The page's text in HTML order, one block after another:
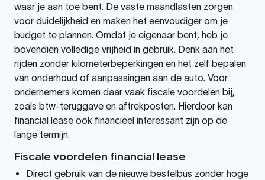
waar je aan toe bent. De vaste maandlasten zorgen
voor duidelijkheid en maken het eenvoudiger om je
budget te plannen. Omdat je eigenaar bent, heb je
bovendien volledige vrijheid in gebruik. Denk aan het
rijden zonder kilometerbeperkingen en het zelf bepalen
van onderhoud of aanpassingen aan de auto. Voor
ondernemers komen daar vaak fiscale voordelen bij,
zoals btw-teruggave en aftrekposten. Hierdoor kan
financial lease ook financieel interessant zijn op de
lange termijn.
Fiscale voordelen financial lease
Direct gebruik van de nieuwe bestelbus zonder hoge